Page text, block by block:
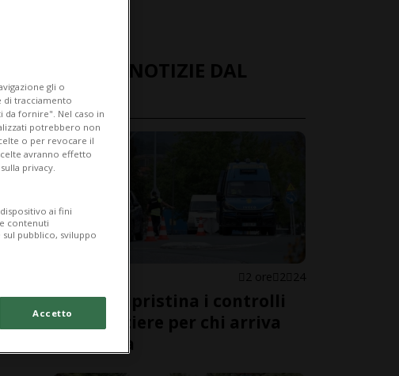
ULTIME NOTIZIE DAL
MONDO
2 ore 2 24
Madrid ripristina i controlli
alle frontiere per chi arriva
gli o
di tracciamento
fornire". Nel caso in
potrebbero non
o per revocare il
avranno effetto
privacy.
ai fini
contenuti
pubblico, sviluppo
Accetto